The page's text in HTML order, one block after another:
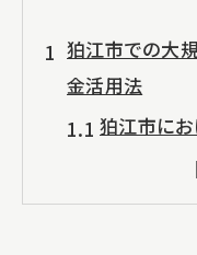
狛江市での大
金活用法
狛江市に
大規模修
する方法